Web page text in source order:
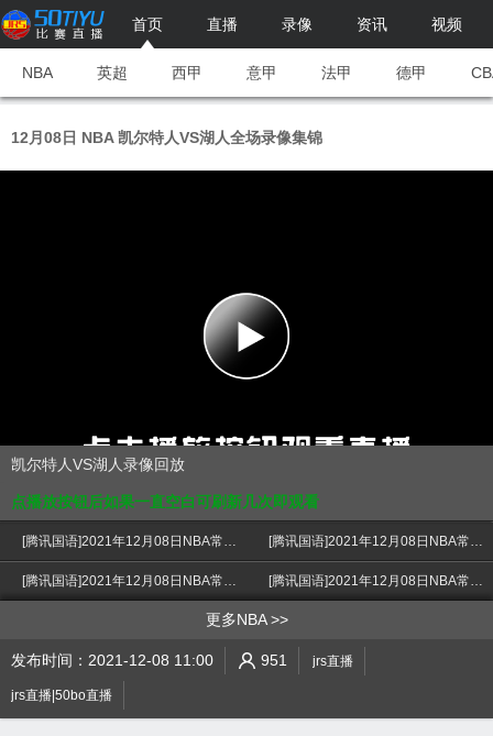
首页 直播 录像 资讯 视频
NBA 英超 西甲 意甲 法甲 德甲
12月08日 NBA 凯尔特人VS湖人全场录像集锦
>
凯尔特人VS湖人录像回放
点播放按钮后如果一直空白可刷新几次即观看
[腾讯国语]2021年12月08日NBA常规赛 凯尔特人vs湖人 上半场 录像 [腾讯国语]2021年12月08日NBA常规赛 凯尔特人vs湖人 下半场 录像
[腾讯国语]2021年12月08日NBA常规赛 凯尔特人vs湖人 第一节 录像 [腾讯国语]2021年12月08日NBA常规赛 凯尔特人vs湖人 第二节 录像
更多NBA
发布时间：2021-12-08 11:00 951 jrs直播
jrs直播|50bo直播